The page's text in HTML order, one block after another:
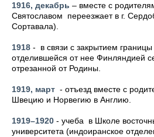
1916, декабрь – вместе с
Святославом переезжает в г.
Сортавала).
1918 - в связи с закрытием
отделившейся от нее Финляндией
отрезанной от Родины.
1919, март - отъезд вместе с
Швецию и Норвегию в Англию.
1919–1920 - учеба в Школе
университета (индоиранское